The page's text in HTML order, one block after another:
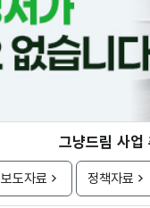
그냥드림 사업
보도자료 정책자료